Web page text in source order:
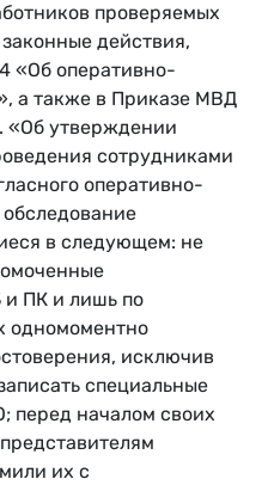
проверяемых
действия,
«Об оперативно-
а также в Приказе МВД
«Об утверждении
сотрудниками
оперативно-
в следующем: не
и ПК и лишь по
одномоментно
исключив
специальные
перед началом своих
их с